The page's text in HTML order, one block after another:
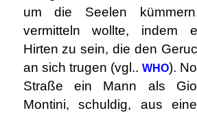
um die Seelen
vermitteln wollte, indem
Hirten zu sein, die den
an sich trugen (vgl..WHO).
Straße ein Mann als
Montini, schuldig, aus